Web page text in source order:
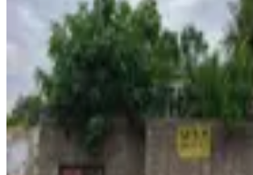
Dulkadiroğlu, Kayabaşı
4+1
150 m² ·31.07.2026
2.300.000 ₺
İSMAİL YILDIRIM EMLAK VE
DANIŞMANLIĞI
İsmail YILDIRIM